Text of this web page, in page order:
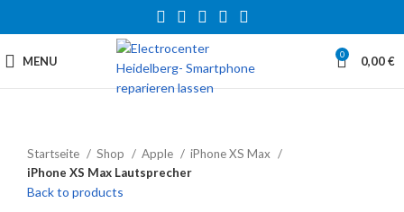
MENU 0 0,00€
Startseite Shop Apple
iPhone XS Max
iPhone XS Max Lautsprecher
Back to products